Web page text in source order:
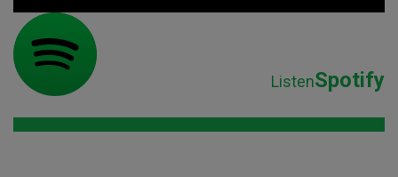
ListenSpotify